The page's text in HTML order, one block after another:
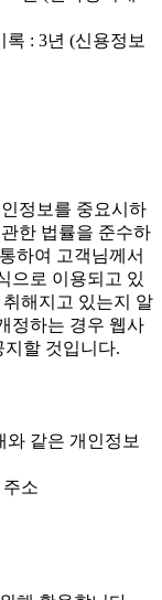
: 3년 (신용정보
정보를 중요시하
한 법률을 준수하
하여 고객님께서
으로 이용되고 있
해지고 있는지 알
정하는 경우 웹사
할 것입니다.
와 같은 개인정보
소